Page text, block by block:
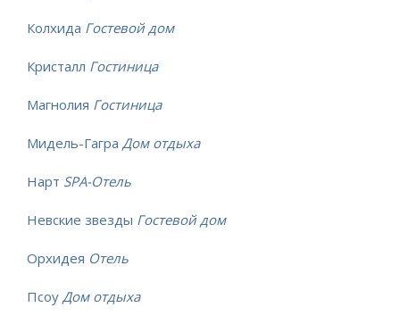
Колхида Гостевой дом
Кристалл Гостиница
Магнолия Гостиница
Мидель-Гагра Дом отдыха
Нарт SPA-Отель
Невские звезды Гостевой дом
Орхидея Отель
Псоу Дом отдыха